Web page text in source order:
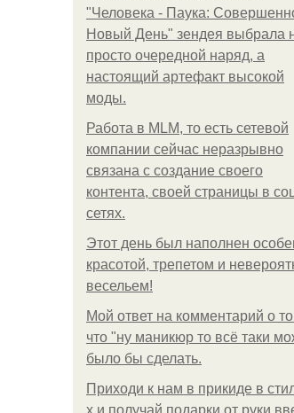
"Человека - Паука:
Новый День" зендея выбрала
просто очередной наряд, а
настоящий артефакт высокой
моды.
Работа в MLM, то есть сетевой
компании сейчас неразрывно
связана с создание своего
контента, своей страницы в
сетях.
Этот день был наполнен
красотой, трепетом и
весельем!
Мой ответ на комментарий о
что "ну маникюр то всё таки
было бы сделать.
Приходи к нам в прикиде в
х и получай подарки от руки